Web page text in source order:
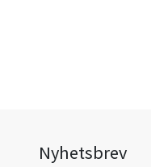
Nyhetsbrev